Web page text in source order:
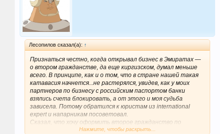
Лесопилов сказал(а): ↑
Признаться честно, когда открывал бизнес в Эмиратах —
о втором гражданстве, да еще киргизском, думал меньше
всего. В принципе, как и о том, что в стране нашей такая
катавасия начнется...не растерялся, увидев, как у моих
партнеров по бизнесу с российским паспортом банки
взялись счета блокировать, а от этого и моя судьба
зависела. Потому обратился к юристам из international
expert и напарникам посоветовал.
Сказал, что хочу оформить второе гражданство по
ускоренной процедуре, и чтобы безо всяких заморочек,
Нажмите, чтобы раскрыть...